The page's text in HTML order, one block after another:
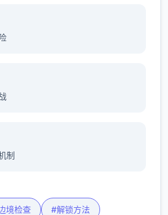
制
境检查 #解锁方法